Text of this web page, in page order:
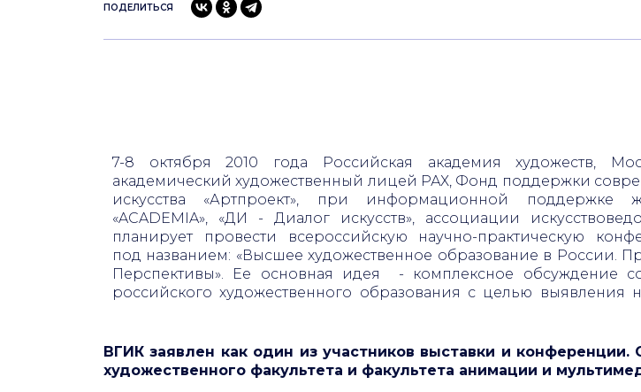
ПОДЕЛИТЬСЯ
7-8 октября 2010 года
Российская академия художеств,
академический художественный лицей РАХ, Фонд поддержки
искусства «Артпроект», при информационной поддержке
«ACADEMIA», «ДИ - Диалог искусств», ассоциации
планирует провести
всероссийскую научно-практическую
под названием: «Высшее художественное образование в России.
Перспективы». Ее основная идея - комплексное обсуждение
российского художественного образования с целью выявления
В рамках этой конференциисостоится выставка
выпускников 17 российских художественных вузов «Арт
ВГИК заявлен как один из участников выставки и конференции.
художественного факультета и факультета анимации и